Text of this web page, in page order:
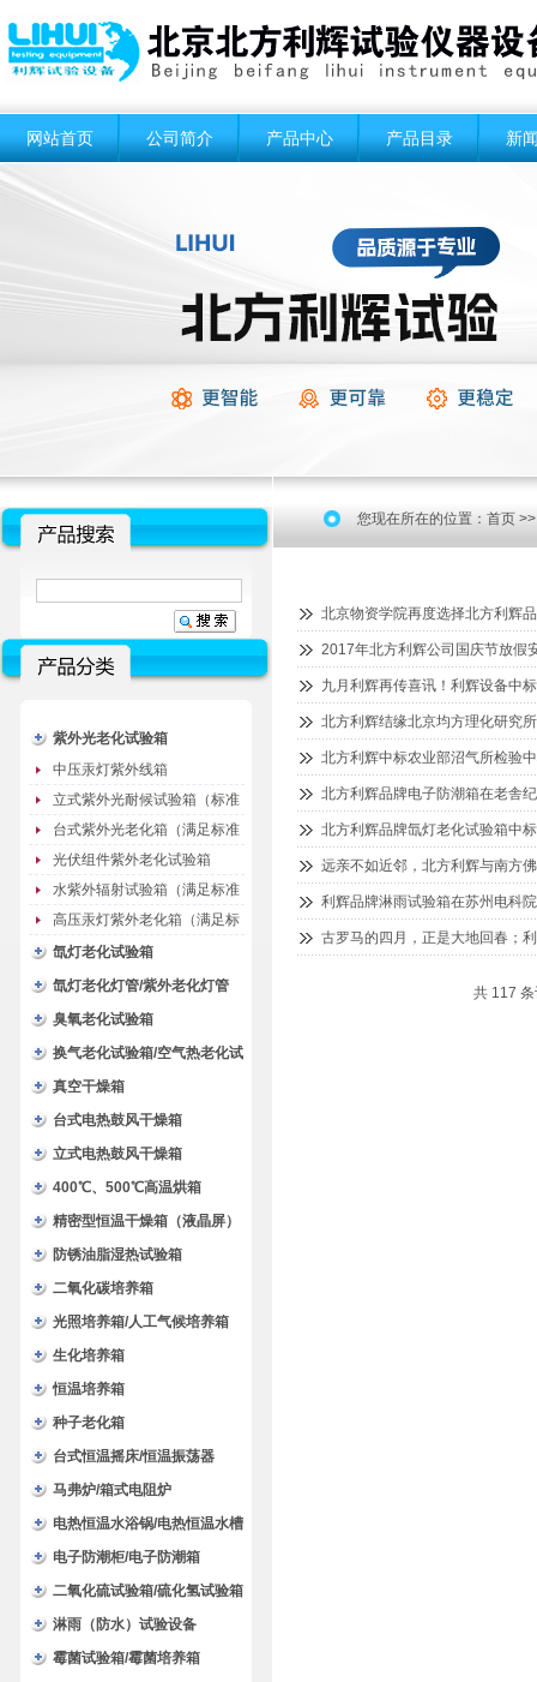
网站首页 公司简介 产品中心 产品目录 新
紫外光老化试验箱
中压汞灯紫外线箱
立式紫外光耐候试验箱（标准
型）
台式紫外光老化箱（满足标准
GB/T16776）
光伏组件紫外老化试验箱
水紫外辐射试验箱（满足标准
JC485-1992）
高压汞灯紫外老化箱（满足标
准GB/T16777）
氙灯老化试验箱
氙灯老化灯管/紫外老化灯管
（耗材）
臭氧老化试验箱
换气老化试验箱/空气热老化试
验箱
真空干燥箱
台式电热鼓风干燥箱
立式电热鼓风干燥箱
400℃、500℃高温烘箱
精密型恒温干燥箱（液晶屏）
防锈油脂湿热试验箱
二氧化碳培养箱
光照培养箱/人工气候培养箱
生化培养箱
恒温培养箱
种子老化箱
台式恒温摇床/恒温振荡器
马弗炉/箱式电阻炉
电热恒温水浴锅/电热恒温水槽
电子防潮柜/电子防潮箱
二氧化硫试验箱/硫化氢试验箱
淋雨（防水）试验设备
霉菌试验箱/霉菌培养箱
您现在所在的位置： 首页
北京物资学院再度选择北方利辉
2017年北方利辉公司国庆节放假
九月利辉再传喜讯！利辉设备中
北方利辉结缘北京均方理化研究
北方利辉中标农业部沼气所检验
北方利辉品牌电子防潮箱在老舎
北方利辉品牌氙灯老化试验箱中
远亲不如近邻，北方利辉与南方
利辉品牌淋雨试验箱在苏州电科
古罗马的四月，正是大地回春；
共 117